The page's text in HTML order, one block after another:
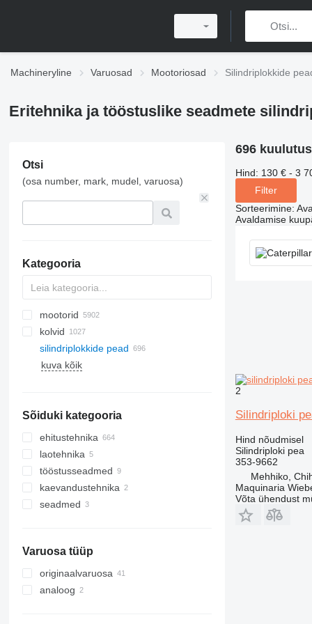
Machineryline Varuosad Mootoriosad Silindriplokkide
Eritehnika ja tööstuslike seadmete
Otsi
(osa number, mark, mudel, varuosa)
Kategooria
mootorid
kolvid
silindriplokkide pead
kuva kõik
Sõiduki kategooria
ehitustehnika
eskavaatorid
laadur-ekskavaatorid
miniekskavaatorid
kraanad
maastikukraanad
teetöötehnika
teefreesid
mullatöömasinad
minilaadurid
roomiklaadurid
laotehnika
kahveltõstukid
teleskooplaadurid
laoseadmed
tööstusseadmed
elektrigeneraatorid
gaasigeneraatorid
kaevandustehnika
kärjääritehnika
seadmed
hüdrohaamerid
Varuosa tüüp
originaalvaruosa
analoog
696
Hind: 130 € - 3
Filter
Sorteerimine:
Avaldamise
2
Silindriploki
Hind nõudmisel
Silindriploki pea
353-9662
Mehhiko,
Maquinaria
Võta ühendust